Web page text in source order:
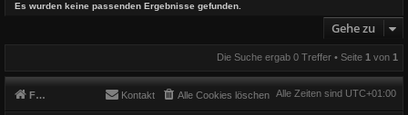
Es wurden keine passenden Ergebnisse gefunden.
Gehe zu
Die Suche ergab 0 Treffer • Seite 1 von 1
Foren-Übersicht Alle Zeiten sind UTC+01:00
Alle Cookies löschen
Kontakt